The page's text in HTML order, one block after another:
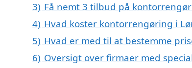
3) Få nemt 3 tilbud på
4) Hvad koster kontorrengøring i
5) Hvad er med til at bestemme
6) Oversigt over firmaer med